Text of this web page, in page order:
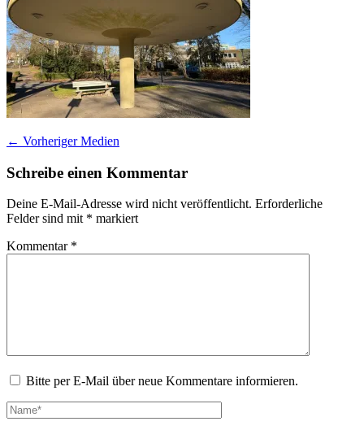
← Vorheriger Medien
Schreibe einen Kommentar
Deine E-Mail-Adresse wird nicht veröffentlicht. Erforderliche
Felder sind mit * markiert
Kommentar *
Bitte per E-Mail über neue Kommentare informieren.
Name*